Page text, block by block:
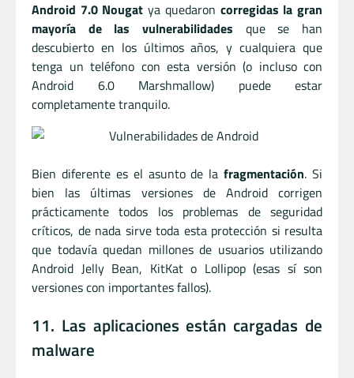
Android 7.0 Nougat ya quedaron corregidas la gran
mayoría de las vulnerabilidades que se han
descubierto en los últimos años, y cualquiera que
tenga un teléfono con esta versión (o incluso con
Android 6.0 Marshmallow) puede estar
completamente tranquilo.
Bien diferente es el asunto de lafragmentación. Si
bien las últimas versiones de Android corrigen
prácticamente todos los problemas de seguridad
críticos, de nada sirve toda esta protección si resulta
que todavía quedan millones de usuarios utilizando
Android Jelly Bean, KitKat o Lollipop (esas sí son
versiones con importantes fallos).
11. Las aplicaciones están cargadas de
malware